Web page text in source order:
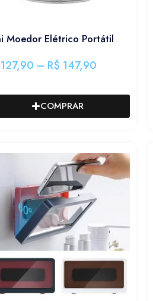
Moedor Elétrico Portátil
127,90 – R$ 147,90
COMPRAR